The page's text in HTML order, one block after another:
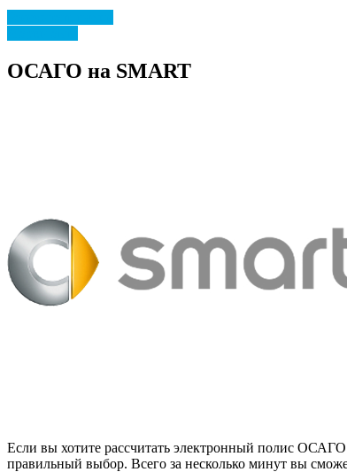
ОСАГО на SMART
Если вы хотите рассчитать электронный полис
правильный выбор. Всего за несколько минут вы